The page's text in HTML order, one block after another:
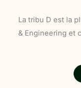
La tribu D est la
& Engineering et